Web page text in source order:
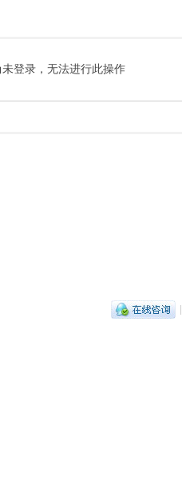
登录，无法进行此操作
|